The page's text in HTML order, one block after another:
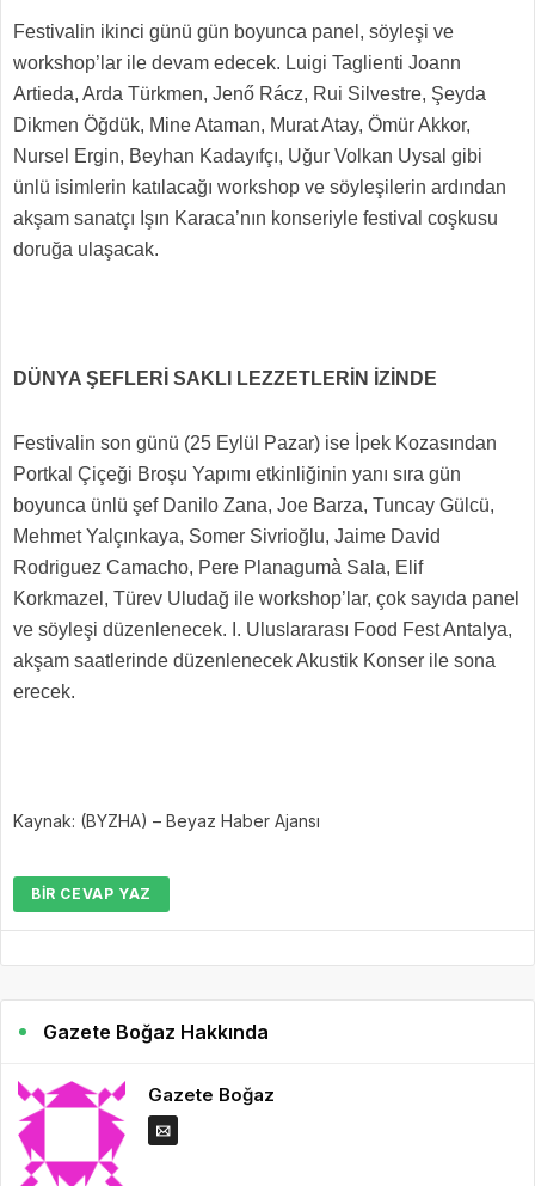
Festivalin ikinci günü gün boyunca panel, söyleşi ve
workshop’lar ile devam edecek. Luigi Taglienti Joann
Artieda, Arda Türkmen, Jenő Rácz, Rui Silvestre, Şeyda
Dikmen Öğdük, Mine Ataman, Murat Atay, Ömür Akkor,
Nursel Ergin, Beyhan Kadayıfçı, Uğur Volkan Uysal gibi
ünlü isimlerin katılacağı workshop ve söyleşilerin ardından
akşam sanatçı Işın Karaca’nın konseriyle festival coşkusu
doruğa ulaşacak.
DÜNYA ŞEFLERİ SAKLI LEZZETLERİN İZİNDE
Festivalin son günü (25 Eylül Pazar) ise İpek Kozasından
Portkal Çiçeği Broşu Yapımı etkinliğinin yanı sıra gün
boyunca ünlü şef Danilo Zana, Joe Barza, Tuncay Gülcü,
Mehmet Yalçınkaya, Somer Sivrioğlu, Jaime David
Rodriguez Camacho, Pere Planagumà Sala, Elif
Korkmazel, Türev Uludağ ile workshop’lar, çok sayıda panel
ve söyleşi düzenlenecek. I. Uluslararası Food Fest Antalya,
akşam saatlerinde düzenlenecek Akustik Konser ile sona
erecek.
Kaynak: (BYZHA) – Beyaz Haber Ajansı
BIR CEVAP YAZ
Gazete Boğaz Hakkında
Gazete Boğaz